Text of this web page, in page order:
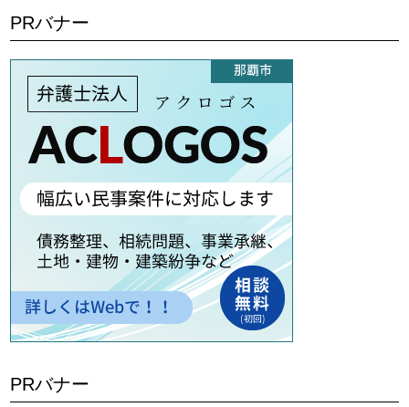
PRバナー
PRバナー